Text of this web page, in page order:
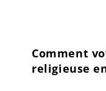
Comment
religieuse